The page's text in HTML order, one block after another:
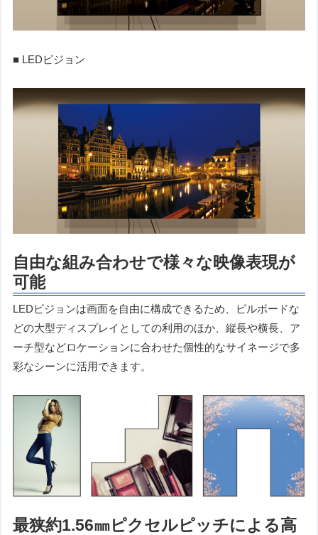
■ LEDビジョン
自由な組み合わせで様々な映像表現が
可能
LEDビジョンは画面を自由に構成できるため、ビルボードな
どの大型ディスプレイとしての利用のほか、縦長や横長、ア
ーチ型などロケーションに合わせた個性的なサイネージで多
彩なシーンに活用できます。
最狭約1.56㎜ピクセルピッチによる高